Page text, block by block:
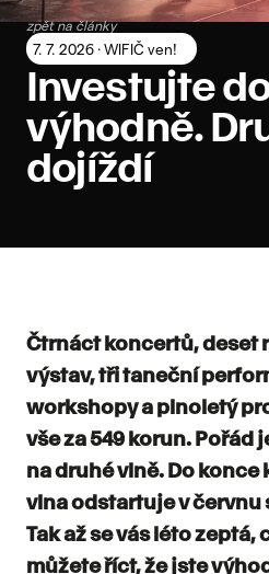
zpět na články
7. 7. 2026 · WIFIČ ven!
Investujte
výhodně.
dojíždí
Čtrnáct koncertů, deset
výstav, tři taneční
workshopy a plnoletý
vše za 549 korun. Pořád
na druhé vlně. Do
vlna odstartuje v červnu
Tak až se vás léto zeptá,
můžete říct, že jste